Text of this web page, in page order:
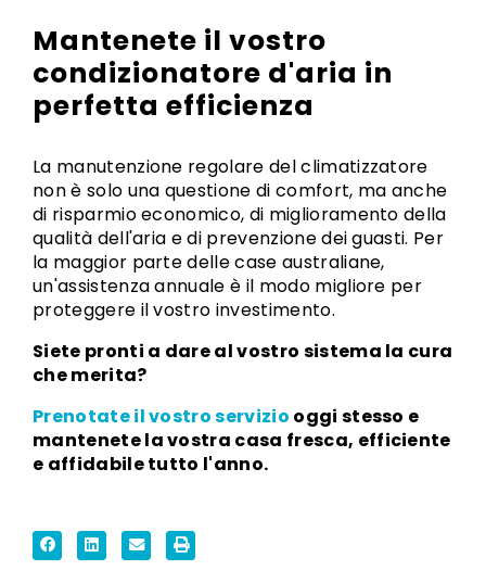
Mantenete il vostro
condizionatore d'aria in
perfetta efficienza
La manutenzione regolare del climatizzatore
non è solo una questione di comfort, ma anche
di risparmio economico, di miglioramento della
qualità dell'aria e di prevenzione dei guasti. Per
la maggior parte delle case australiane,
un'assistenza annuale è il modo migliore per
proteggere il vostro investimento.
Siete pronti a dare al vostro sistema la cura
che merita?
Prenotate il vostro servizio oggi stesso e
mantenete la vostra casa fresca, efficiente
e affidabile tutto l'anno.